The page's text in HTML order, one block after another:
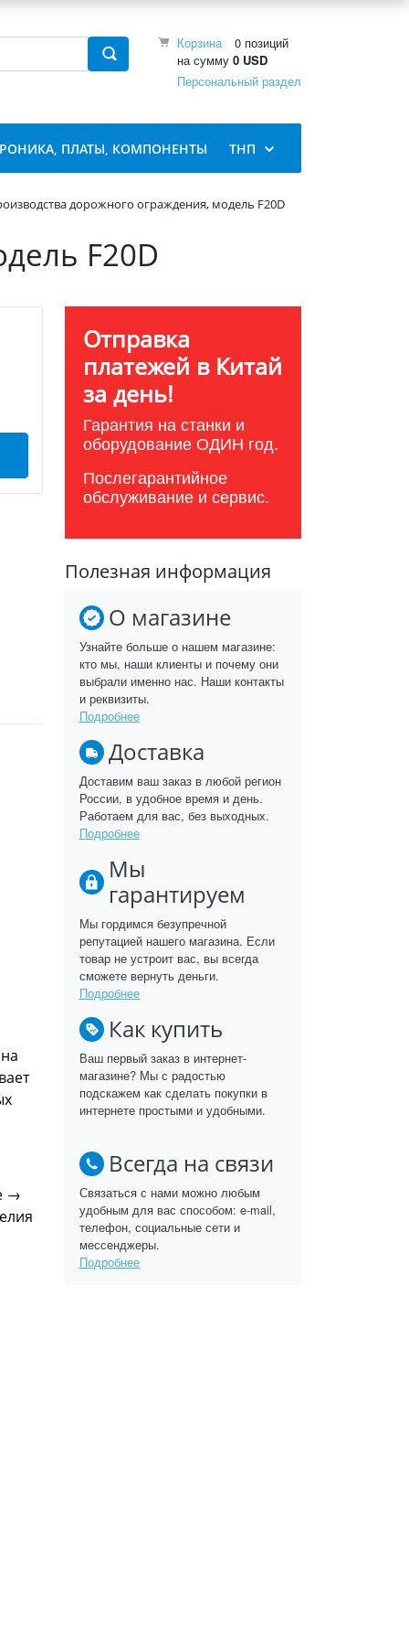
Корзина
0 позиций
на сумму 0 USD
Персональный раздел
ПЛАТЫ, КОМПОНЕНТЫ ТНП
дорожного ограждения, модель F20D
F20D
→
Отправка
платежей в Китай
за день!
Гарантия на станки и
оборудование ОДИН год.
Послегарантийное
обслуживание и сервис.
Полезная информация
О магазине
Узнайте больше о нашем магазине:
кто мы, наши клиенты и почему они
выбрали именно нас. Наши контакты
и реквизиты.
Подробнее
Доставка
Доставим ваш заказ в любой регион
России, в удобное время и день.
Работаем для вас, без выходных.
Подробнее
Мы
гарантируем
Мы гордимся безупречной
репутацией нашего магазина. Если
товар не устроит вас, вы всегда
сможете вернуть деньги.
Подробнее
Как купить
Ваш первый заказ в интернет-
магазине? Мы с радостью
подскажем как сделать покупки в
интернете простыми и удобными.
Всегда на связи
Связаться с нами можно любым
удобным для вас способом: e-mail,
телефон, социальные сети и
мессенджеры.
Подробнее